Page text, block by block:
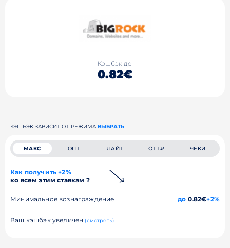
Кэшбэк до
0.82€
КЭШБЭК ЗАВИСИТ ОТ РЕЖИМА ВЫБРАТЬ
МАКС ОПТ ЛАЙТ ОТ 1₽ ЧЕКИ
Как получить +2%
ко всем этим ставкам ?
Минимальное вознаграждение до 0.82€+2%
Ваш кэшбэк увеличен (смотреть)